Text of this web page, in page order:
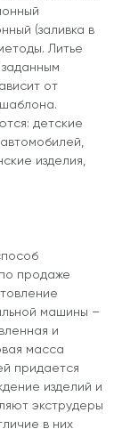
(заливка в
Литье
от
детские
изделия,
продаже
машины –
и
масса
придается
изделий и
экструдеры
в них